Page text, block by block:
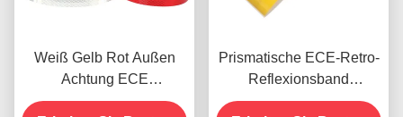
Weiß Gelb Rot Außen
Achtung ECE
Reflektierendes
Prismatische ECE-Retro-
Reflexionsband
Druckfähige hohe